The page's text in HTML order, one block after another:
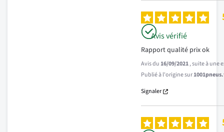
Avis vérifié
Rapport qualité prix ok
Avis du16/09/2021, suite à une
Publié à l'origine sur
Signaler